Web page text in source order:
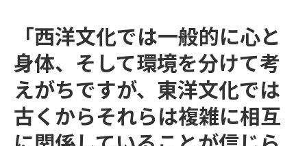
「西洋文化では一般的に心と
身体、そして環境を分けて考
えがちですが、東洋文化では
古くからそれらは複雑に相互